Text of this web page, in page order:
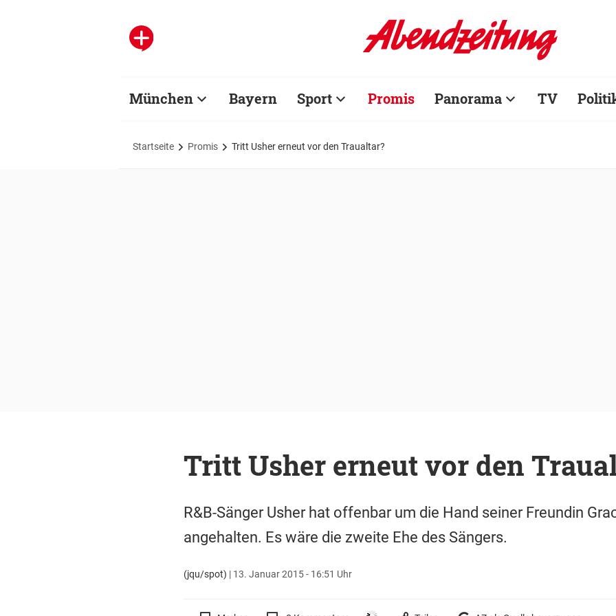
München Bayern Sport Promis Panorama TV
Startseite Promis Tritt Usher erneut vor den Traualtar?
Tritt Usher erneut vor den
R&B-Sänger Usher hat offenbar um die Hand seiner Freundin
angehalten. Es wäre die zweite Ehe des Sängers.
(jqu/spot) | 13. Januar 2015 - 16:51 Uhr